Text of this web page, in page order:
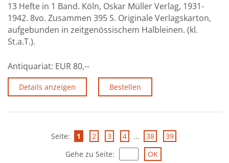
13 Hefte in 1 Band. Köln, Oskar Müller Verlag, 1931-
1942. 8vo. Zusammen 395 S. Originale Verlagskarton,
aufgebunden in zeitgenössischem Halbleinen. (kl.
St.a.T.).
Antiquariat: EUR 80,--
Details anzeigen Bestellen
Seite: 1 2 3 4 ... 38
39
Gehe zu Seite: